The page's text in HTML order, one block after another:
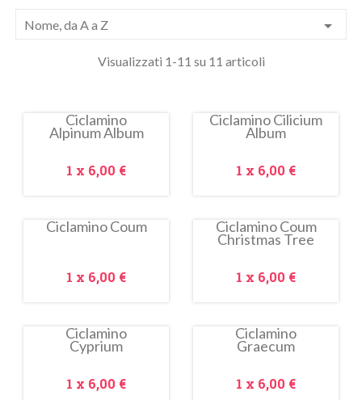
Nome, da A a Z 
Visualizzati 1-11 su 11 articoli
Ciclamino
Alpinum Album
Prezzo
1 x 6,00 €
Ciclamino Cilicium
Album
Prezzo
1 x 6,00 €
Ciclamino Coum
Prezzo
1 x 6,00 €
Ciclamino Coum
Christmas Tree
Prezzo
1 x 6,00 €
Ciclamino
Cyprium
Prezzo
1 x 6,00 €
Ciclamino
Graecum
Prezzo
1 x 6,00 €